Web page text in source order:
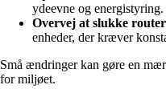
ydeevne og energistyring.
Overvej at slukke
enheder, der kræver
Små ændringer kan gøre en
for miljøet.